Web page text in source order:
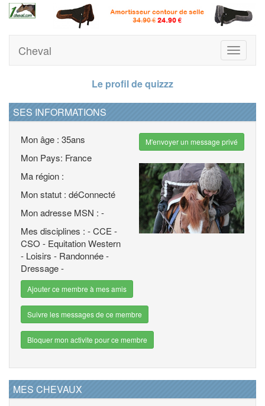
Toggle
Cheval
Le profil de quizzz
SES INFORMATIONS
Mon âge : 35ans
Mon Pays: France
Ma région :
Mon statut : déConnecté
Mon adresse MSN : -
Mes disciplines : - CCE -
CSO - Equitation Western
- Loisirs - Randonnée -
Dressage -
Ajouter ce membre à mes amis
Suivre les messages de ce membre
Bloquer mon activite pour ce membre
M'envoyer un message privé
MES CHEVAUX